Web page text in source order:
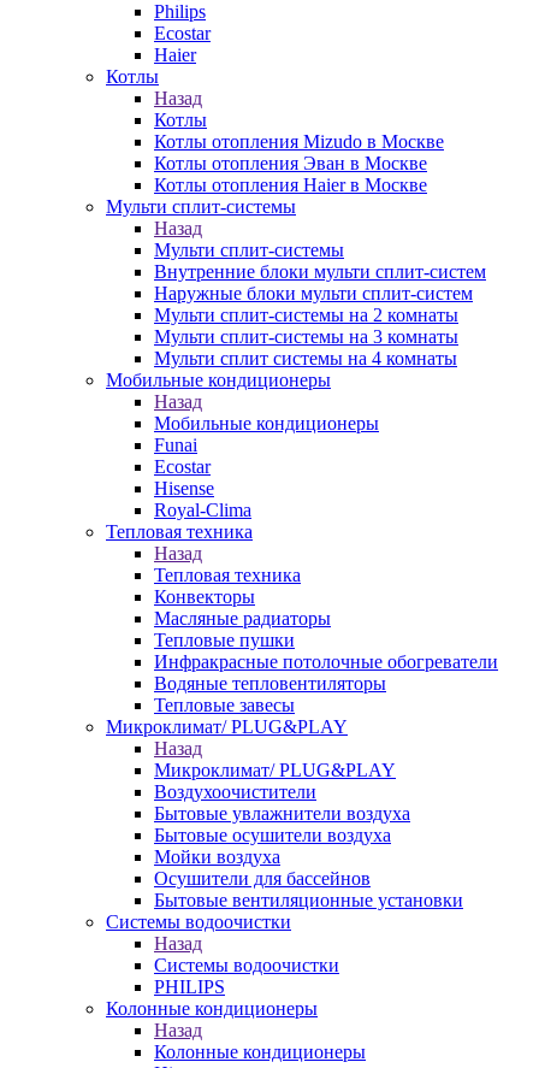
Philips
Ecostar
Haier
Котлы
Назад
Котлы
Котлы отопления Mizudo в Москве
Котлы отопления Эван в Москве
Котлы отопления Haier в Москве
Мульти сплит-системы
Назад
Мульти сплит-системы
Внутренние блоки мульти сплит-систем
Наружные блоки мульти сплит-систем
Мульти сплит-системы на 2 комнаты
Мульти сплит-системы на 3 комнаты
Мульти сплит системы на 4 комнаты
Мобильные кондиционеры
Назад
Мобильные кондиционеры
Funai
Ecostar
Hisense
Royal-Clima
Тепловая техника
Назад
Тепловая техника
Конвекторы
Масляные радиаторы
Тепловые пушки
Инфракрасные потолочные обогреватели
Водяные тепловентиляторы
Тепловые завесы
Микроклимат/ PLUG&PLAY
Назад
Микроклимат/ PLUG&PLAY
Воздухоочистители
Бытовые увлажнители воздуха
Бытовые осушители воздуха
Мойки воздуха
Осушители для бассейнов
Бытовые вентиляционные установки
Системы водоочистки
Назад
Системы водоочистки
PHILIPS
Колонные кондиционеры
Назад
Колонные кондиционеры